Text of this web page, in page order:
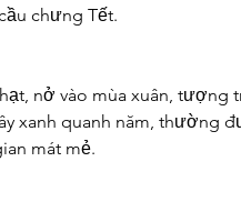
chưng Tết.
nở vào mùa xuân, tượng
xanh quanh năm, thường
mát mẻ.